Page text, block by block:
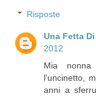
Risposte
Una Fetta
2012
Mia nonna
l'uncinetto,
anni a